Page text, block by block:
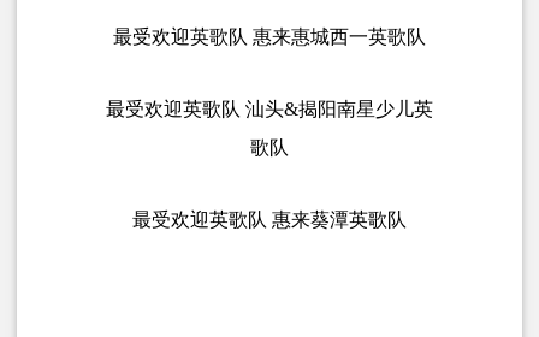
最受欢迎英歌队 惠来惠城西一英歌队
最受欢迎英歌队 汕头&揭阳南星少儿英
歌队
最受欢迎英歌队 惠来葵潭英歌队